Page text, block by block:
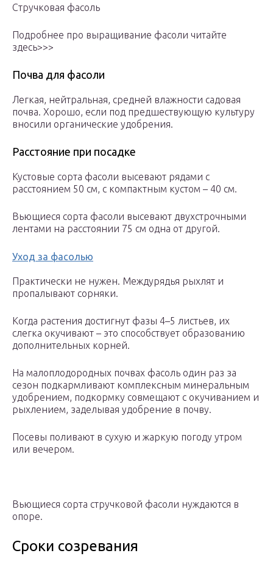
Стручковая фасоль
Подробнее про выращивание фасоли читайте
здесь>>>
Почва для фасоли
Легкая, нейтральная, средней влажности садовая
почва. Хорошо, если под предшествующую культуру
вносили органические удобрения.
Расстояние при посадке
Кустовые сорта фасоли высевают рядами с
расстоянием 50 см, с компактным кустом – 40 см.
Вьющиеся сорта фасоли высевают двухстрочными
лентами на расстоянии 75 см одна от другой.
Уход за фасолью
Практически не нужен. Междурядья рыхлят и
пропалывают сорняки.
Когда растения достигнут фазы 4–5 листьев, их
слегка окучивают – это способствует образованию
дополнительных корней.
На малоплодородных почвах фасоль один раз за
сезон подкармливают комплексным минеральным
удобрением, подкормку совмещают с окучиванием и
рыхлением, заделывая удобрение в почву.
Посевы поливают в сухую и жаркую погоду утром
или вечером.
Вьющиеся сорта стручковой фасоли нуждаются в
опоре.
Сроки созревания